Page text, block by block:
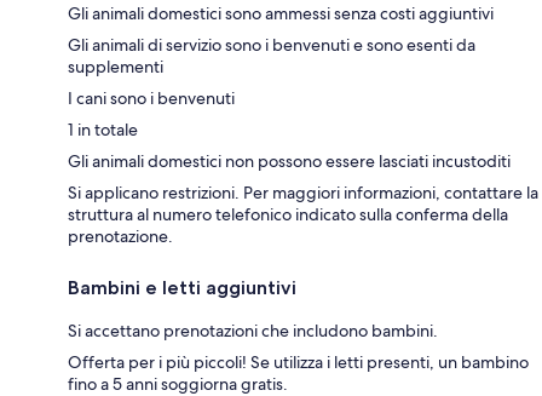
Gli animali domestici sono ammessi senza costi aggiuntivi
Gli animali di servizio sono i benvenuti e sono esenti da
supplementi
I cani sono i benvenuti
1 in totale
Gli animali domestici non possono essere lasciati incustoditi
Si applicano restrizioni. Per maggiori informazioni, contattare la
struttura al numero telefonico indicato sulla conferma della
prenotazione.
Bambini e letti aggiuntivi
Si accettano prenotazioni che includono bambini.
Offerta per i più piccoli! Se utilizza i letti presenti, un bambino
fino a 5 anni soggiorna gratis.